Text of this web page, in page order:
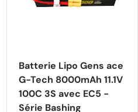
Batterie Lipo Gens ace
G-Tech 8000mAh 11.1V
100C 3S avec EC5 -
Série Bashing